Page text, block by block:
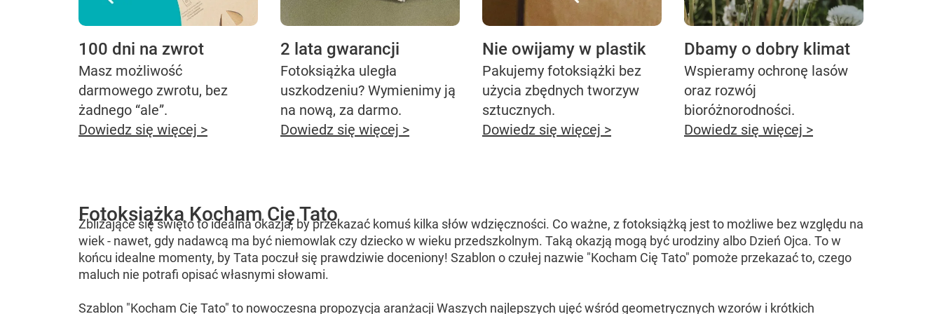
100 dni na zwrot
Masz możliwość
darmowego zwrotu, bez
żadnego “ale”.
Dowiedz się więcej >
2 lata gwarancji
Fotoksiążka uległa
uszkodzeniu? Wymienimy ją
na nową, za darmo.
Dowiedz się więcej >
Nie owijamy w plastik
Pakujemy fotoksiążki bez
użycia zbędnych tworzyw
sztucznych.
Dowiedz się więcej >
Dbamy o dobry klimat
Wspieramy ochronę lasów
oraz rozwój
bioróżnorodności.
Dowiedz się więcej >
Fotoksiążka Kocham Cię Tato
Zbliżające się święto to idealna okazja, by przekazać komuś kilka słów wdzięczności. Co ważne, z fotoksiążką jest to możliwe bez względu na
wiek - nawet, gdy nadawcą ma być niemowlak czy dziecko w wieku przedszkolnym. Taką okazją mogą być urodziny albo Dzień Ojca. To w
końcu idealne momenty, by Tata poczuł się prawdziwie doceniony! Szablon o czułej nazwie "Kocham Cię Tato" pomoże przekazać to, czego
maluch nie potrafi opisać własnymi słowami.
Szablon "Kocham Cię Tato" to nowoczesna propozycja aranżacji Waszych najlepszych ujęć wśród geometrycznych wzorów i krótkich